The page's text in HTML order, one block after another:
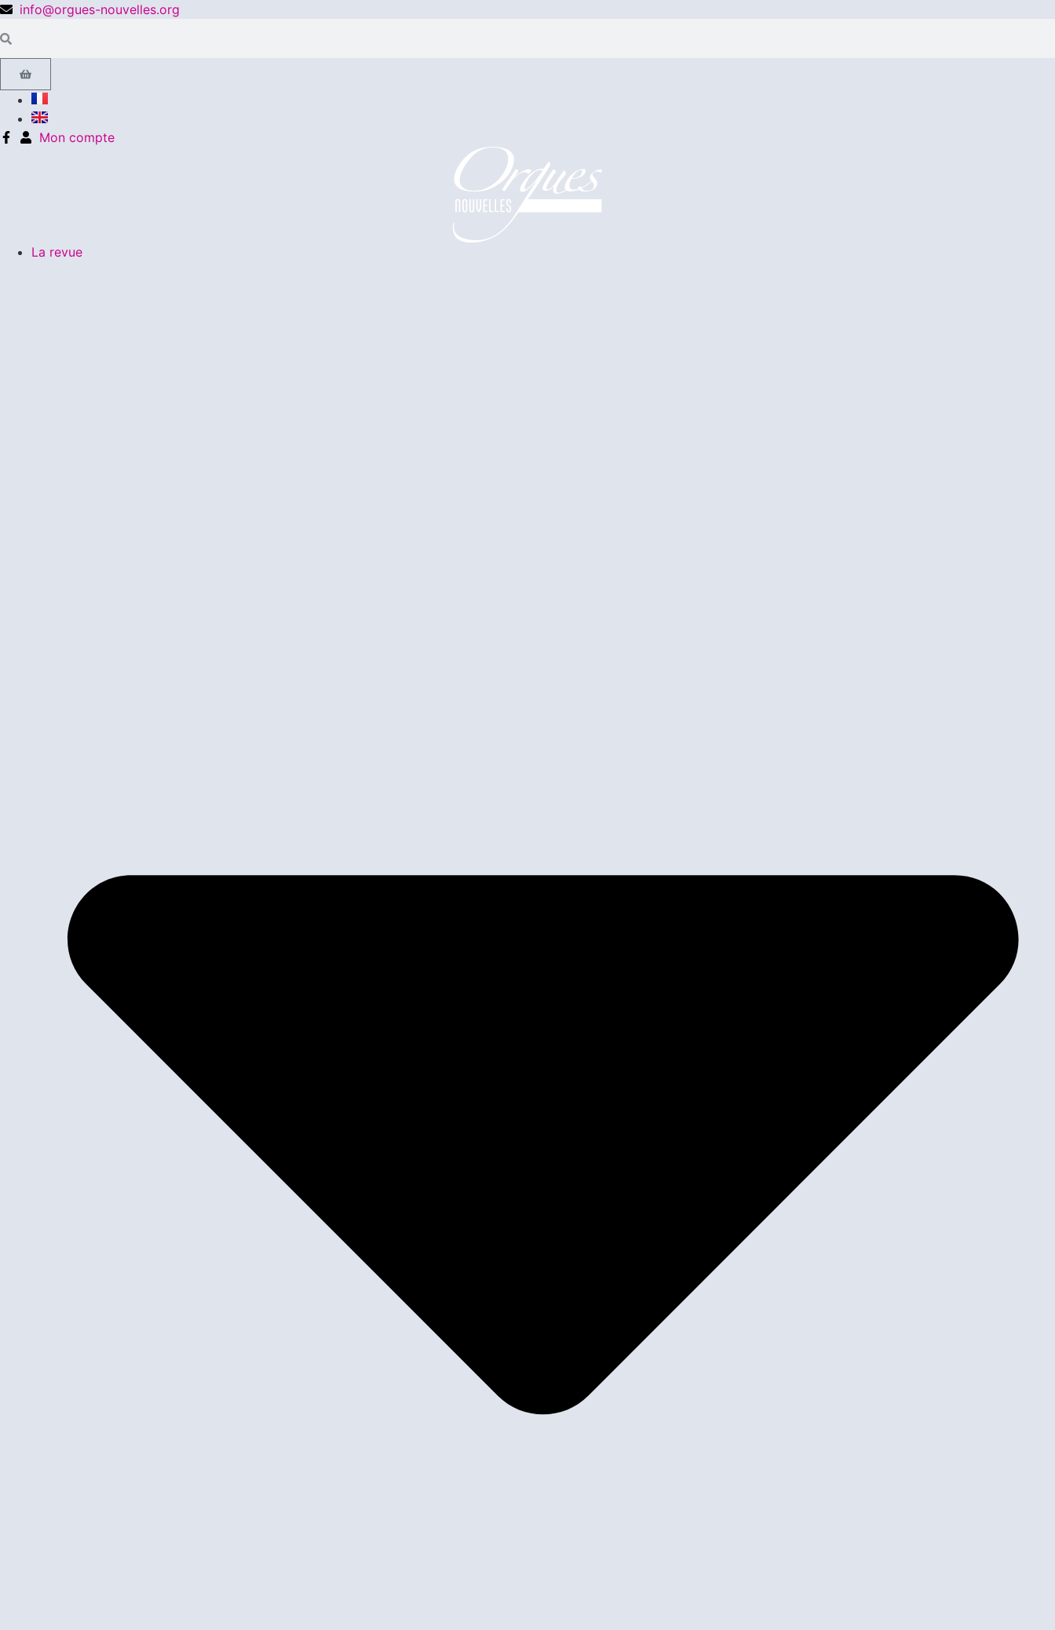
info@orgues-nouvelles.org
Mon compte
La revue